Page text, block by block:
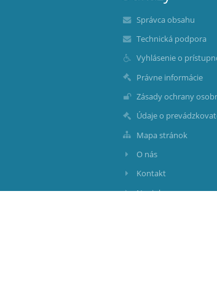
Správca obsahu
Technická podpora
Vyhlásenie o
Právne informácie
Zásady ochrany
Údaje o
Mapa stránok
O nás
Kontakt
Novinky